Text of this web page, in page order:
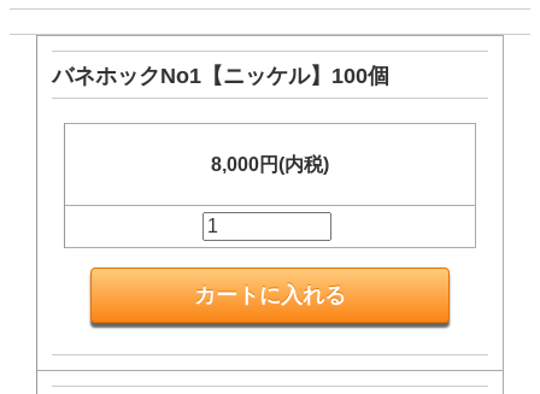
バネホックNo1【ニッケル】100個
8,000円(内税)